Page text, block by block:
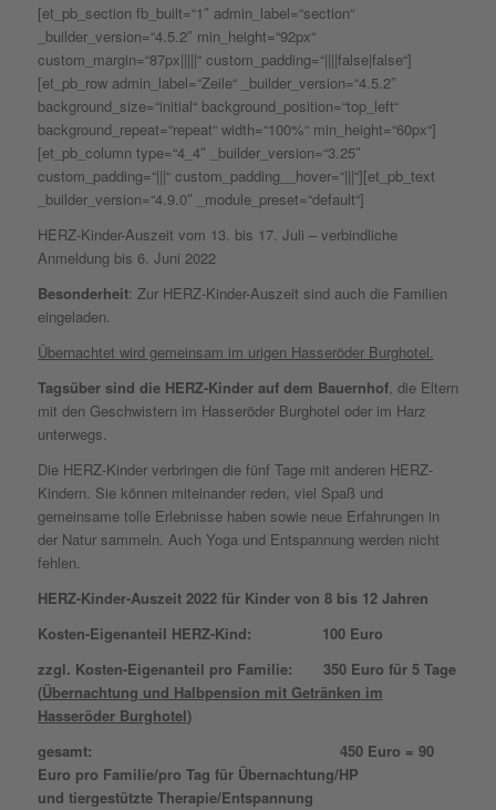
[et_pb_section fb_built=“1″ admin_label=“section“
_builder_version=“4.5.2″ min_height=“92px“
custom_margin=“87px|||||“ custom_padding=“||||false|false“]
[et_pb_row admin_label=“Zeile“ _builder_version=“4.5.2″
background_size=“initial“ background_position=“top_left“
background_repeat=“repeat“ width=“100%“ min_height=“60px“]
[et_pb_column type=“4_4″ _builder_version=“3.25″
custom_padding=“|||“ custom_padding__hover=“|||“][et_pb_text
_builder_version=“4.9.0″ _module_preset=“default“]
HERZ-Kinder-Auszeit vom 13. bis 17. Juli – verbindliche
Anmeldung bis 6. Juni 2022
Besonderheit: Zur HERZ-Kinder-Auszeit sind auch die Familien
eingeladen.
Übernachtet wird gemeinsam im urigen Hasseröder Burghotel.
Tagsüber sind die HERZ-Kinder auf dem Bauernhof, die Eltern
mit den Geschwistern im Hasseröder Burghotel oder im Harz
unterwegs.
Die HERZ-Kinder verbringen die fünf Tage mit anderen HERZ-
Kindern. Sie können miteinander reden, viel Spaß und
gemeinsame tolle Erlebnisse haben sowie neue Erfahrungen in
der Natur sammeln. Auch Yoga und Entspannung werden nicht
fehlen.
HERZ-Kinder-Auszeit 2022 für Kinder von 8 bis 12 Jahren
Kosten-Eigenanteil HERZ-Kind: 100 Euro
zzgl. Kosten-Eigenanteil pro Familie: 350 Euro für 5 Tage
(Übernachtung und Halbpension mit Getränken im
Hasseröder Burghotel)
gesamt: 450 Euro = 90
Euro pro Familie/pro Tag für Übernachtung/HP
und tiergestützte Therapie/Entspannung